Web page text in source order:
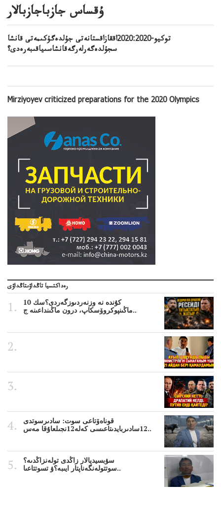
ۇقساس جازباجازبالار
توكيو-2020:2020اققازاقستانەتى جۇلدەگۇكىمەتى قانشا
سجۇلدەگەرلەرگەقانشاسىياقىبەرەدى؟
Mirziyoyev criticized preparations for the 2020 Olympics
رەداكتسيا تاڭداۋىتاڭداۋى
10 كۇندە نە وزنەردىوزگەردى؟سك
ماڭىنپوكروۆسكاپ، درون ماڭىنداعىنە ج..
قوناەۆتاعى سوت: سادىرسوتدى
12سادىربايدىتاعىسى كەلە12نجىلعاۇقا مەس..
سۋبسيديالار زاڭدى تولەنزاڭدىە؟
سوتتولەنگەناپتار ايىبە؟ۋ تسوتتاعىا..